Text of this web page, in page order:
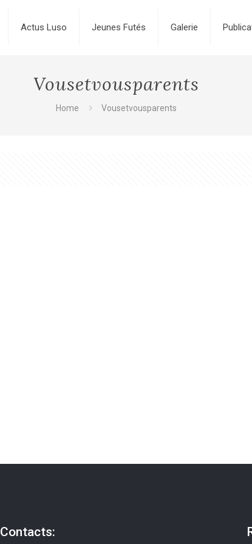
Actus Luso Jeunes Futés Galerie
Vousetvousparents
Home Vousetvousparents
Contacts: